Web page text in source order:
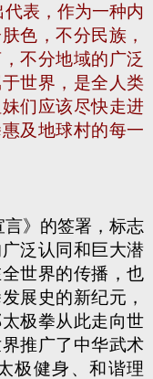
表，作为一种内
色，不分民族，
不分地域的广泛
世界，是全人类
们应该尽快走进
及地球村的每一
言》的签署，标志
泛认同和巨大潜
世界的传播，也
展史的新纪元，
极拳从此走向世
推广了中华武术
极健身、和谐理